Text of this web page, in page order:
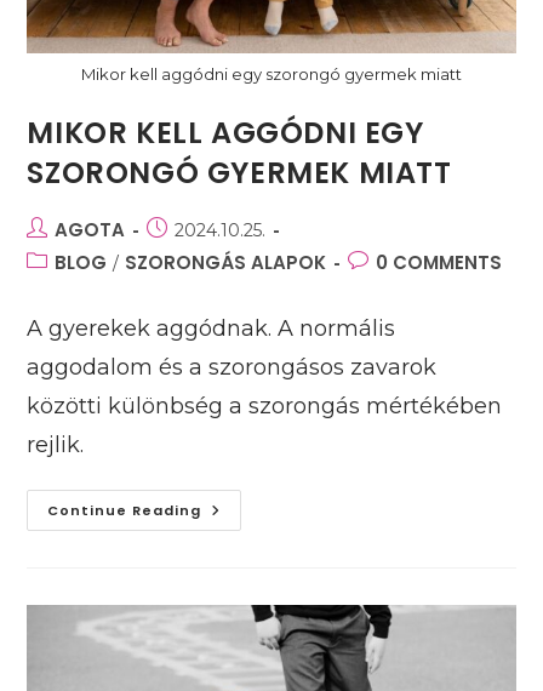
Mikor kell aggódni egy szorongó gyermek miatt
MIKOR KELL AGGÓDNI EGY
SZORONGÓ GYERMEK MIATT
Post
author:
AGOTA
Post
published:
2024.10.25.
PostBLOG / SZORONGÁS ALAPOK
Post0 COMMENTS
A gyerekek aggódnak. A normális
aggodalom és a szorongásos zavarok
közötti különbség a szorongás mértékében
rejlik.
Continue Reading Mikor
Kell
Miatt